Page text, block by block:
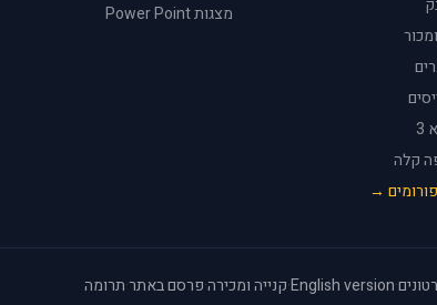
קלה
→
מצגות Power Point
·
English version
·קנייה ומכירה·פרסם באתר·תרומה